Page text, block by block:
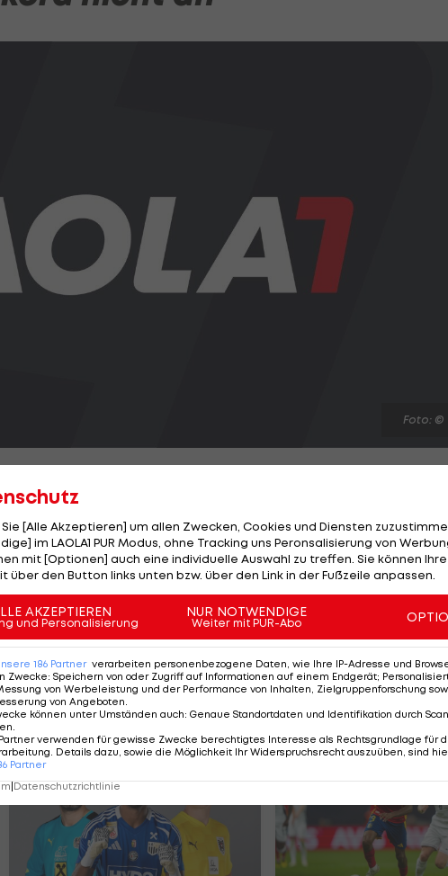
Foto: ©
sich die Vierkampf-Titel bei den öst. Eisschnelllauf-
jährige Tirolerin, die nach dem ersten Tag 0,8 Sekunden
letztlich aber auf einen Angriff auf die Bestmarke. "Weil
da wir momentan viel über die 1.500m-Strecke
möchte", begründet die aktuelle Nummer vier der
[Alle Akzeptieren] um allen Zwecken, Cookies und Diensten
im LAOLA1 PUR Modus, ohne Tracking uns Peronsalisierung von
mit [Optionen] auch eine individuelle Auswahl zu treffen. Sie können
über den Button links unten bzw. über den Link in der Fußzeile anpassen.
AKZEPTIEREN
und Personalisierung
NUR NOTWENDIGE
Weiter mit PUR-Abo
186 Partner verarbeiten personenbezogene Daten, wie Ihre IP-Adresse und
Zwecke: Speichern von oder Zugriff auf Informationen auf einem Endgerät;
von Werbeleistung und der Performance von Inhalten, Zielgruppenforschung
von Angeboten
können unter Umständen auch: Genaue Standortdaten und Identifikation durch
verwenden für gewisse Zwecke berechtigtes Interesse als Rechtsgrundlage für
Details dazu, sowie die Möglichkeit Ihr Widerspruchsrecht auszuüben, sind
Partner
|Datenschutzrichtlinie